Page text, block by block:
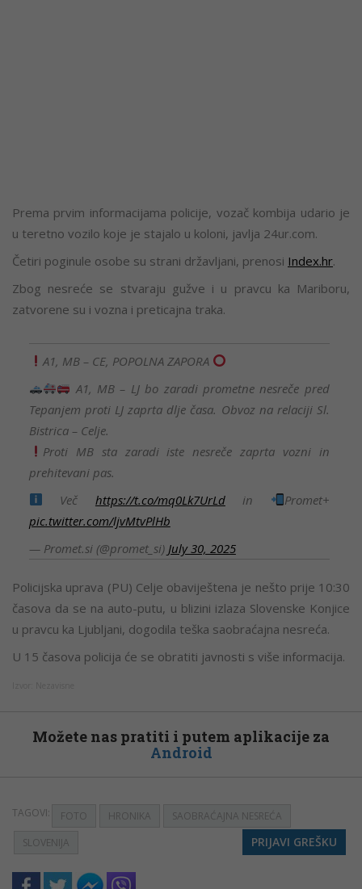
Prema prvim informacijama policije, vozač kombija udario je
u teretno vozilo koje je stajalo u koloni, javlja 24ur.com.
Četiri poginule osobe su strani državljani, prenosi Index.hr.
Zbog nesreće se stvaraju gužve i u pravcu ka Mariboru,
zatvorene su i vozna i preticajna traka.
A1, MB – CE, POPOLNA ZAPORA
A1, MB – LJ bo zaradi prometne nesreče pred
Tepanjem proti LJ zaprta dlje časa. Obvoz na relaciji Sl.
Bistrica – Celje.
Proti MB sta zaradi iste nesreče zaprta vozni in
prehitevani pas.
Več https://t.co/mq0Lk7UrLdin
Promet+
pic.twitter.com/ljvMtvPlHb
— Promet.si (@promet_si) July 30, 2025
Policijska uprava (PU) Celje obaviještena je nešto prije 10:30
časova da se na auto-putu, u blizini izlaza Slovenske Konjice
u pravcu ka Ljubljani, dogodila teška saobraćajna nesreća.
U 15 časova policija će se obratiti javnosti s više informacija.
Možete nas pratiti i putem aplikacije za
Android
TAGOVI: FOTO HRONIKA
SAOBRAĆAJNA NESREĆA
SLOVENIJA
PRIJAVI GREŠKU